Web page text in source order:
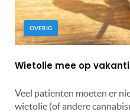
OVERIG
Wietolie mee op
Veel patiënten moeten er
wietolie (of andere